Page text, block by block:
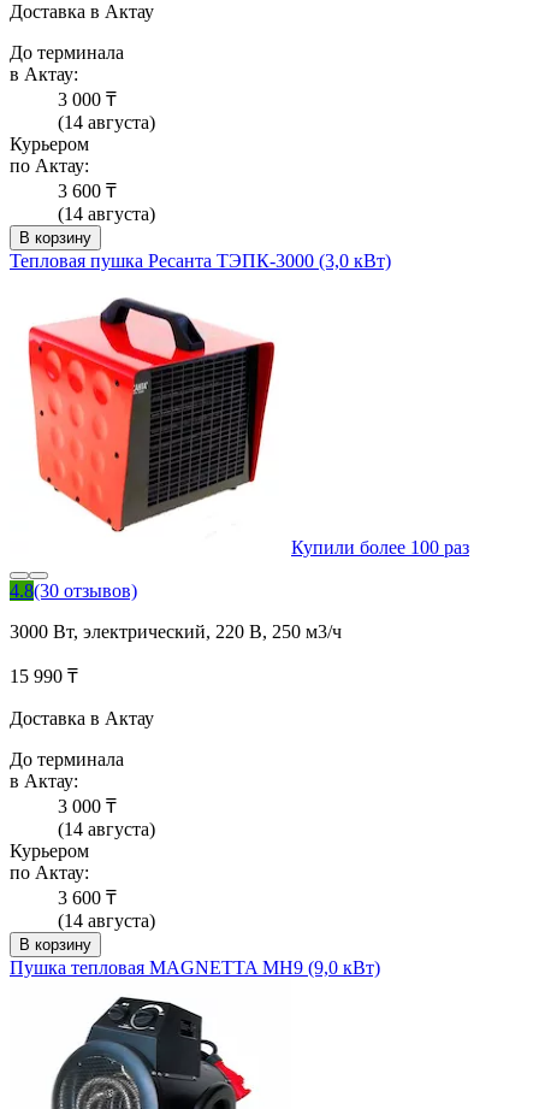
Доставка в Актау
До терминала
в Актау:
3 000 ₸
(14 августа)
Курьером
по Актау:
3 600 ₸
(14 августа)
В корзину
Тепловая пушка Ресанта ТЭПК-3000 (3,0 кВт)
Купили более 100 раз
4.8(30 отзывов)
3000 Вт, электрический, 220 В, 250 м3/ч
15 990 ₸
Доставка в Актау
До терминала
в Актау:
3 000 ₸
(14 августа)
Курьером
по Актау:
3 600 ₸
(14 августа)
В корзину
Пушка тепловая MAGNETTA MH9 (9,0 кВт)